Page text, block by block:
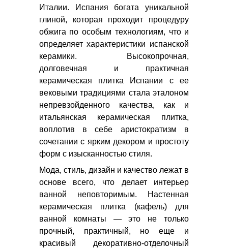
Италии. Испания богата уникальной
глиной, которая проходит процедуру
обжига по особым технологиям, что и
определяет характеристики испанской
керамики. Высокопрочная,
долговечная и практичная
керамическая плитка Испании с ее
вековыми традициями стала эталоном
непревзойденного качества, как и
итальянская керамическая плитка,
воплотив в себе аристократизм в
сочетании с ярким декором и простоту
форм с изысканностью стиля.
Мода, стиль, дизайн и качество лежат в
основе всего, что делает интерьер
ванной неповторимым. Настенная
керамическая плитка (кафель) для
ванной комнаты — это не только
прочный, практичный, но еще и
красивый декоративно-отделочный